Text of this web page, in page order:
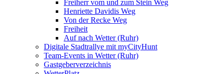
Freiherr vom und zum Stein Weg
Henriette Davidis Weg
Von der Recke Weg
Freiheit
Auf nach Wetter (Ruhr)
Digitale Stadtrallye mit myCityHunt
Team-Events in Wetter (Ruhr)
Gastgeberverzeichnis